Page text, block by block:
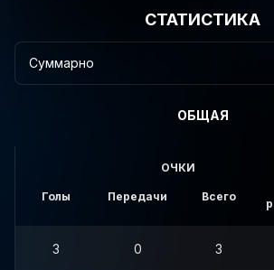
СТАТИСТИКА
Суммарно
ОБЩАЯ
ОЧКИ
Голы Передачи Всего
3 0 3